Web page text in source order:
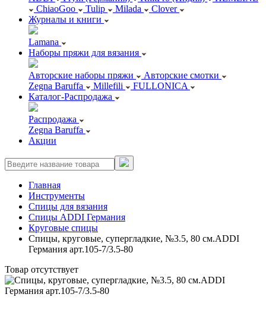
ChiaoGoo
Tulip Milada
Clover
Журналы и книги
Lamana
Наборы пряжи для вязания
Авторские наборы пряжи
Авторские смотки
Zegna Baruffa
Millefili
FULLONICA
Каталог-Распродажа
Распродажа
Zegna Baruffa
Акции
Главная
Инструменты
Спицы для вязания
Спицы ADDI Германия
Круговые спицы
Спицы, круговые, супергладкие, №3.5, 80 см.ADDI
Германия арт.105-7/3.5-80
Товар отсутствует